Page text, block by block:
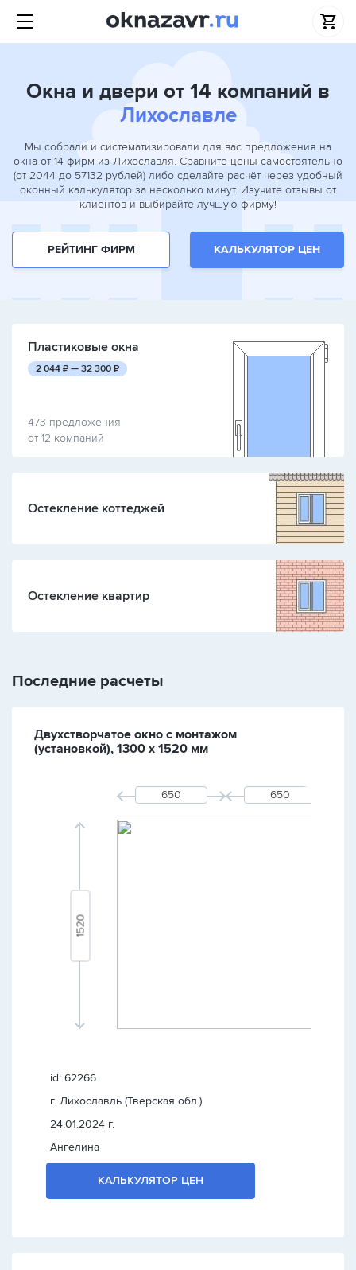
Окна и двери от 14 компаний в
Лихославле
Мы собрали и систематизировали для вас предложения на
окна от 14 фирм из Лихославля. Сравните цены самостоятельно
(от 2044 до 57132 рублей) либо сделайте расчёт через удобный
оконный калькулятор за несколько минут. Изучите отзывы от
клиентов и выбирайте лучшую фирму!
РЕЙТИНГ ФИРМ КАЛЬКУЛЯТОР ЦЕН
Пластиковые окна
2 044 руб.
₽ — 32 300 руб.
₽
473 предложения
от 12 компаний
Остекление коттеджей
Остекление квартир
Последние расчеты
Двухстворчатое окно с монтажом
(установкой), 1300 х 1520 мм
id: 62266
г. Лихославль (Тверская обл.)
24.01.2024 г.
Ангелина
КАЛЬКУЛЯТОР ЦЕН